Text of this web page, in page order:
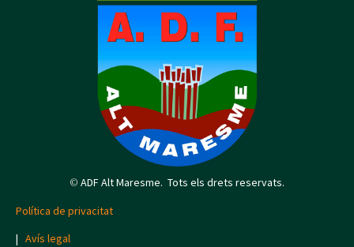
© ADF Alt Maresme. Tots els drets reservats.
Política de privacitat
| Avís legal